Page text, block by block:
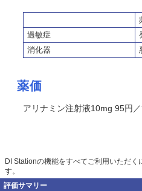
過敏症
消化器
薬価
アリナミン注射液10mg 95円
DI Stationの機能をすべてご利用いただく
す。
評価サマリー